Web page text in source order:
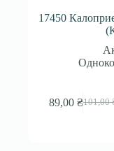
17450
101,00
89,00₴